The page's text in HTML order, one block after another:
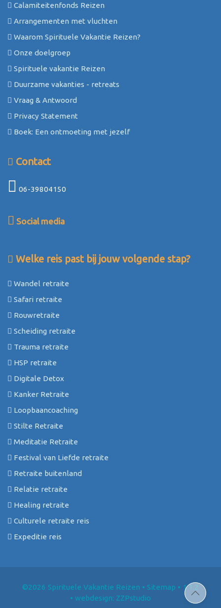
Calamiteitenfonds Reizen
Arrangementen met vluchten
Waarom Spirituele Vakantie Reizen?
Onze doelgroep
Spirituele vakantie Reizen
Duurzame vakanties - retreats
Vraag & Antwoord
Privacy Statement
Boek: Een ontmoeting met jezelf
Contact
06-39804150
Social media
Welke reis past bij jouw volgende stap?
Wandel retraite
Safari retraite
Rouwretraite
Scheiding retraite
Trauma retraite
HSP retraite
Digitale Detox
Kanker Retraite
Loopbaancoaching
Stilte Retraite
Meditatie Retraite
Festival van Liefde retraite
Retraite buitenland
Relatie retraite
Healing retraite
Culturele retraite reis
Expeditie reis
©2026 Spirituele Vakantie Reizen • Sitemap • 1.1.2
• webdesign: ZZPstudio